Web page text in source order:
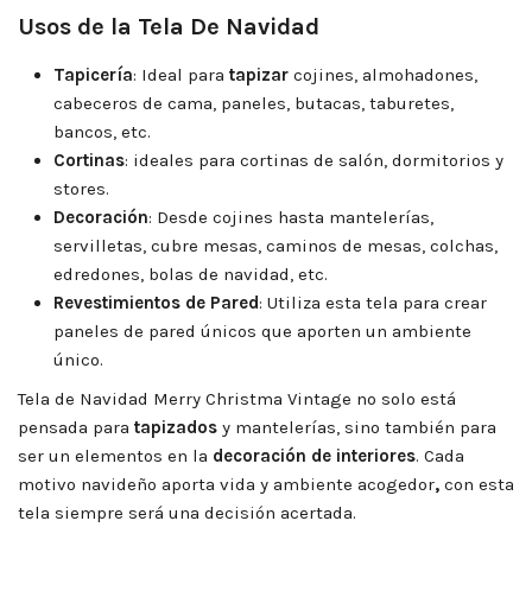
Usos de la Tela De Navidad
Tapicería: Ideal para tapizar cojines, almohadones,
cabeceros de cama, paneles, butacas, taburetes,
bancos, etc.
Cortinas: ideales para cortinas de salón, dormitorios y
stores.
Decoración: Desde cojines hasta mantelerías,
servilletas, cubre mesas, caminos de mesas, colchas,
edredones, bolas de navidad, etc.
Revestimientos de Pared: Utiliza esta tela para crear
paneles de pared únicos que aporten un ambiente
único.
Tela de Navidad Merry Christma Vintage no solo está
pensada para tapizados y mantelerías, sino también para
ser un elementos en la decoración de interiores. Cada
motivo navideño aporta vida y ambiente acogedor, con esta
tela siempre será una decisión acertada.